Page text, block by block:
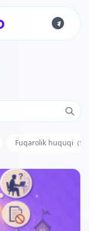
Fuqarolik huquqi